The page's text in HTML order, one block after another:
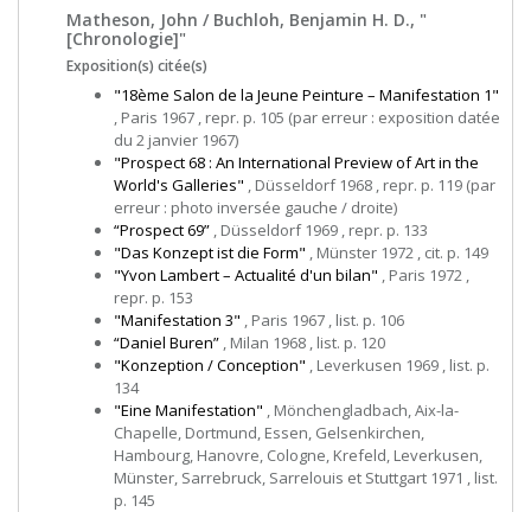
Matheson, John / Buchloh, Benjamin H. D., "
[Chronologie]"
Exposition(s) citée(s)
"18ème Salon de la Jeune Peinture – Manifestation 1"
, Paris 1967 , repr. p. 105 (par erreur : exposition datée
du 2 janvier 1967)
"Prospect 68 : An International Preview of Art in the
World's Galleries" , Düsseldorf 1968 , repr. p. 119 (par
erreur : photo inversée gauche / droite)
“Prospect 69” , Düsseldorf 1969 , repr. p. 133
"Das Konzept ist die Form" , Münster 1972 , cit. p. 149
"Yvon Lambert – Actualité d'un bilan" , Paris 1972 ,
repr. p. 153
"Manifestation 3" , Paris 1967 , list. p. 106
“Daniel Buren” , Milan 1968 , list. p. 120
"Konzeption / Conception" , Leverkusen 1969 , list. p.
134
"Eine Manifestation" , Mönchengladbach, Aix-la-
Chapelle, Dortmund, Essen, Gelsenkirchen,
Hambourg, Hanovre, Cologne, Krefeld, Leverkusen,
Münster, Sarrebruck, Sarrelouis et Stuttgart 1971 , list.
p. 145